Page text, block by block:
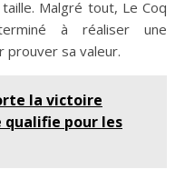
Malgré tout, Le Coq
à réaliser une
prouver sa valeur.
la victoire
qualifie pour les